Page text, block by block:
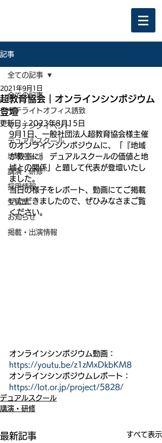
記事
全ての記事
サテライトオフィス誘致
マッチングイベント
デュアルスクール
地域×Tech
講演・研修
採用情報
受賞歴
お知らせ
掲載・出演情報
全ての記事
超教育協会｜オンラインシンポジウム
登壇
2021年9月1日
更新日：2023年8月15日
9月1日、一般社団法人超教育協会様主催
のオンラインシンポジウムに、「『地域
が教室に』 デュアルスクールの価値と地
域との関係」と題して代表が登壇いたし
ました。
当日の様子をレポート、動画にてご掲載
いただきましたので、ぜひみなさまご覧
ください。
オンラインシンポジウム動画：
https://youtu.be/z1zMxDkbKM8
オンラインシンポジウムレポート：
https://lot.or.jp/project/5828/
デュアルスクール
講演・研修
最新記事 すべて表示